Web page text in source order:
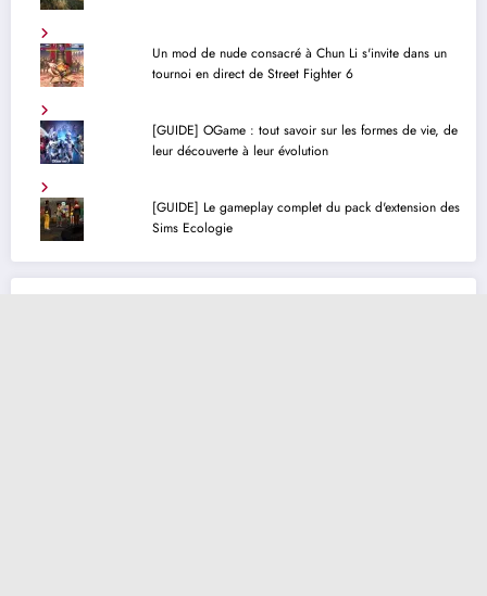
Un mod de nude consacré à Chun Li s'invite dans un
tournoi en direct de Street Fighter 6
[GUIDE] OGame : tout savoir sur les formes de vie, de
leur découverte à leur évolution
[GUIDE] Le gameplay complet du pack d'extension des
Sims Ecologie